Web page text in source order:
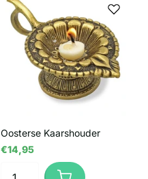
Oosterse Kaarshouder
€14,95